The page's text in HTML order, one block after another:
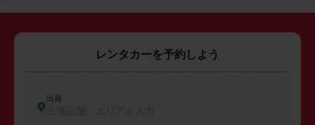
レンタカーを予約しよう
出発